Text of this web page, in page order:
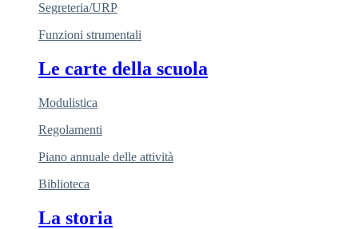
Segreteria/URP
Funzioni strumentali
Le carte della scuola
Modulistica
Regolamenti
Piano annuale delle attività
Biblioteca
La storia